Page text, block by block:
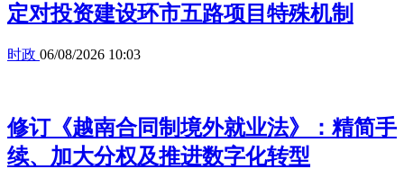
定对投资建设环市五路项目特殊机制
时政 06/08/2026 10:03
修订《越南合同制境外就业法》：精简手
续、加大分权及推进数字化转型